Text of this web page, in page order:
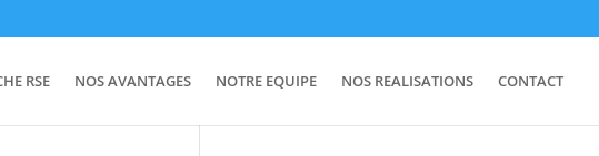
RSE NOS AVANTAGES NOTRE EQUIPE NOS REALISATIONS CONTACT